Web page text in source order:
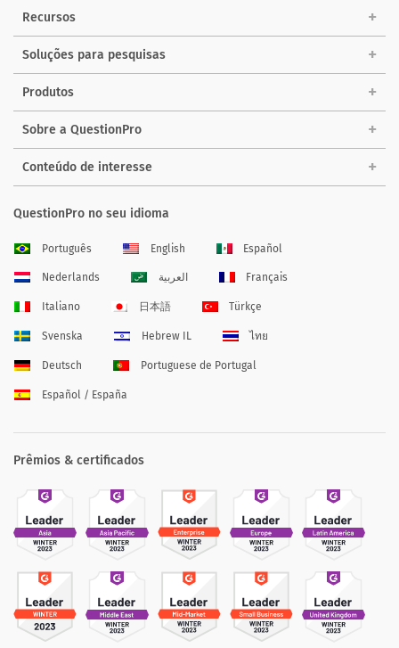
Recursos
Soluções para pesquisas
Produtos
Sobre a QuestionPro
Conteúdo de interesse
QuestionPro no seu idioma
Português English Español
Nederlands العربية Français
Italiano 日本語 Türkçe
Svenska Hebrew IL ไทย
Deutsch Portuguese de Portugal
Español / España
Prêmios & certificados